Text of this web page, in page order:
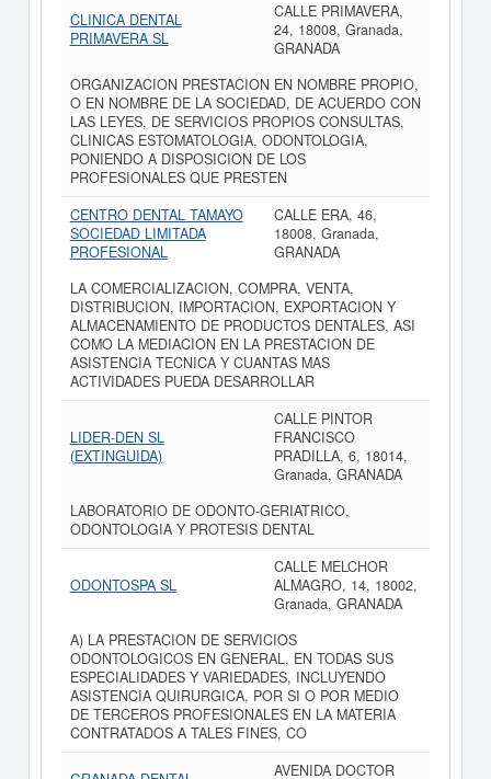
CLINICA DENTAL
PRIMAVERA SL
CALLE PRIMAVERA,
24, 18008, Granada,
GRANADA
ORGANIZACION PRESTACION EN NOMBRE PROPIO,
O EN NOMBRE DE LA SOCIEDAD, DE ACUERDO CON
LAS LEYES, DE SERVICIOS PROPIOS CONSULTAS,
CLINICAS ESTOMATOLOGIA, ODONTOLOGIA,
PONIENDO A DISPOSICION DE LOS
PROFESIONALES QUE PRESTEN
CENTRO DENTAL TAMAYO
SOCIEDAD LIMITADA
PROFESIONAL
CALLE ERA, 46,
18008, Granada,
GRANADA
LA COMERCIALIZACION, COMPRA, VENTA,
DISTRIBUCION, IMPORTACION, EXPORTACION Y
ALMACENAMIENTO DE PRODUCTOS DENTALES, ASI
COMO LA MEDIACION EN LA PRESTACION DE
ASISTENCIA TECNICA Y CUANTAS MAS
ACTIVIDADES PUEDA DESARROLLAR
LIDER-DEN SL
(EXTINGUIDA)
CALLE PINTOR
FRANCISCO
PRADILLA, 6, 18014,
Granada, GRANADA
LABORATORIO DE ODONTO-GERIATRICO,
ODONTOLOGIA Y PROTESIS DENTAL
ODONTOSPA SL
CALLE MELCHOR
ALMAGRO, 14, 18002,
Granada, GRANADA
A) LA PRESTACION DE SERVICIOS
ODONTOLOGICOS EN GENERAL, EN TODAS SUS
ESPECIALIDADES Y VARIEDADES, INCLUYENDO
ASISTENCIA QUIRURGICA, POR SI O POR MEDIO
DE TERCEROS PROFESIONALES EN LA MATERIA
CONTRATADOS A TALES FINES, CO
AVENIDA DOCTOR